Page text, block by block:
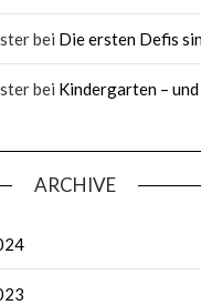
bei Die ersten Defis
bei Kindergarten –
ARCHIVE